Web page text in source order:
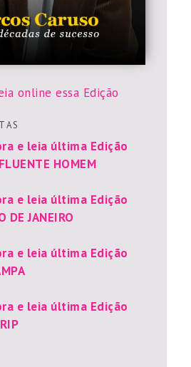
online essa Edição
A S
e leia última Edição
HOMEM
e leia última Edição
DE JANEIRO
e leia última Edição
e leia última Edição